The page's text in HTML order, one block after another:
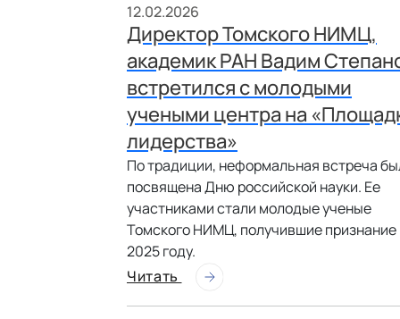
12.02.2026
Директор Томского НИМЦ,
академик РАН Вадим
встретился с молодыми
учеными центра на
лидерства»
По традиции, неформальная встреча
посвящена Дню российской науки. Ее
участниками стали молодые ученые
Томского НИМЦ, получившие признание
2025 году.
Читать